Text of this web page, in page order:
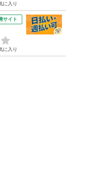
に入り
サイト
に入り